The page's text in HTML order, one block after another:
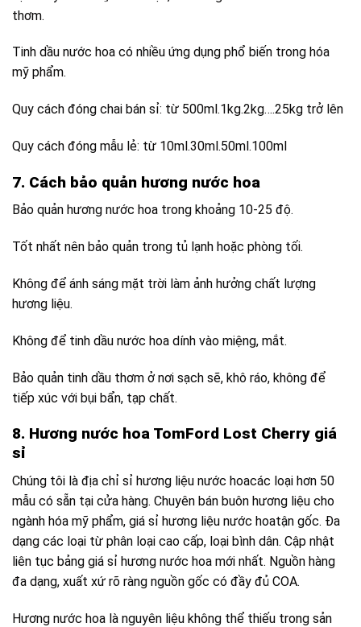
thơm.
Tinh dầu nước hoa có nhiều ứng dụng phổ biến trong hóa
mỹ phẩm.
Quy cách đóng chai bán sỉ: từ 500ml.1kg.2kg….25kg trở lên
Quy cách đóng mẫu lẻ: từ 10ml.30ml.50ml.100ml
7. Cách bảo quản hương nước hoa
Bảo quản hương nước hoa trong khoảng 10-25 độ.
Tốt nhất nên bảo quản trong tủ lạnh hoặc phòng tối.
Không để ánh sáng mặt trời làm ảnh hưởng chất lượng
hương liệu.
Không để tinh dầu nước hoa dính vào miệng, mắt.
Bảo quản tinh dầu thơm ở nơi sạch sẽ, khô ráo, không để
tiếp xúc với bụi bẩn, tạp chất.
8. Hương nước hoa TomFord Lost Cherry giá
sỉ
Chúng tôi là địa chỉ sỉ hương liệu nước hoacác loại hơn 50
mẫu có sẵn tại cửa hàng. Chuyên bán buôn hương liệu cho
ngành hóa mỹ phẩm, giá sỉ hương liệu nước hoatận gốc. Đa
dạng các loại từ phân loại cao cấp, loại bình dân. Cập nhật
liên tục bảng giá sỉ hương nước hoa mới nhất. Nguồn hàng
đa dạng, xuất xứ rõ ràng nguồn gốc có đầy đủ COA.
Hương nước hoa là nguyên liệu không thể thiếu trong sản